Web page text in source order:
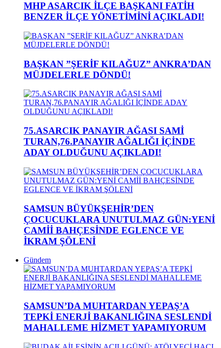
MHP ASARCIK İLÇE BAŞKANI FATİH
BENZER İLÇE YÖNETİMİNİ AÇIKLADI!
BAŞKAN ”ŞERİF KILAĞUZ” ANKRA’DAN
MÜJDELERLE DÖNDÜ!
75.ASARCIK PANAYIR AĞASI SAMİ
TURAN,76.PANAYIR AĞALIĞI İÇİNDE
ADAY OLDUĞUNU AÇIKLADI!
SAMSUN BÜYÜKŞEHİR’DEN
ÇOCUCUKLARA UNUTULMAZ GÜN:YENİ
CAMİİ BAHÇESİNDE EGLENCE VE
İKRAM ŞÖLENİ
Gündem
SAMSUN’DA MUHTARDAN YEPAŞ’A
TEPKİ ENERJİ BAKANLIĞINA SESLENDİ
MAHALLEME HİZMET YAPAMIYORUM